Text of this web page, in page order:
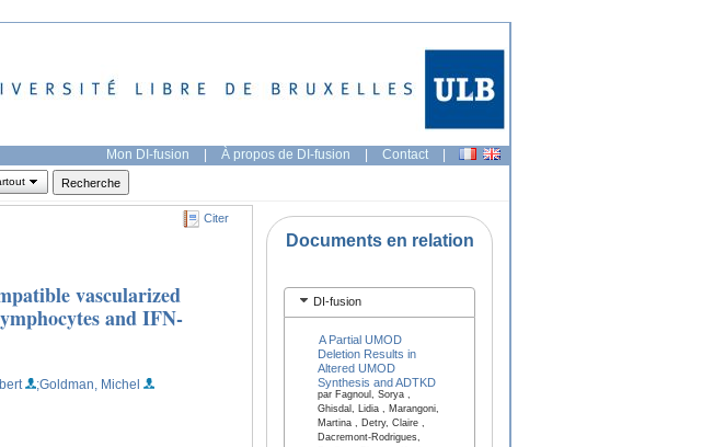
Mon DI-fusion | À propos de DI-fusion | Contact |
Citer
vascularized
and IFN-
;Goldman, Michel
Documents en relation
DI-fusion
A Partial UMOD
Deletion Results in
Altered UMOD
Synthesis and ADTKD
par Fagnoul, Sorya ,
Ghisdal, Lidia , Marangoni,
Martina , Detry, Claire ,
Dacremont-Rodrigues,